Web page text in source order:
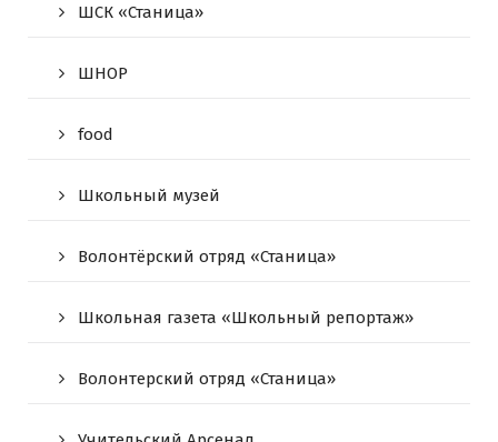
ШСК «Станица»
ШНОР
food
Школьный музей
Волонтёрский отряд «Станица»
Школьная газета «Школьный репортаж»
Волонтерский отряд «Станица»